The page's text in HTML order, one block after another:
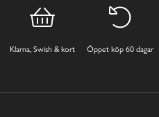
Klarna, Swish & kort Öppet köp 60 dagar